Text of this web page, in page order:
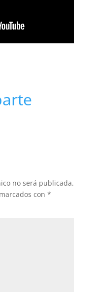
no será publicada.
con *